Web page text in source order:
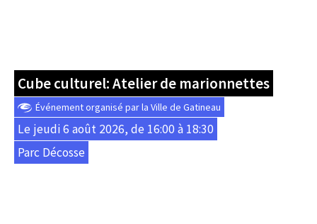
Cube culturel: Atelier de marionnettes
Événement organisé par la Ville de Gatineau
Le jeudi 6 août 2026, de 16:00 à 18:30
Parc Décosse